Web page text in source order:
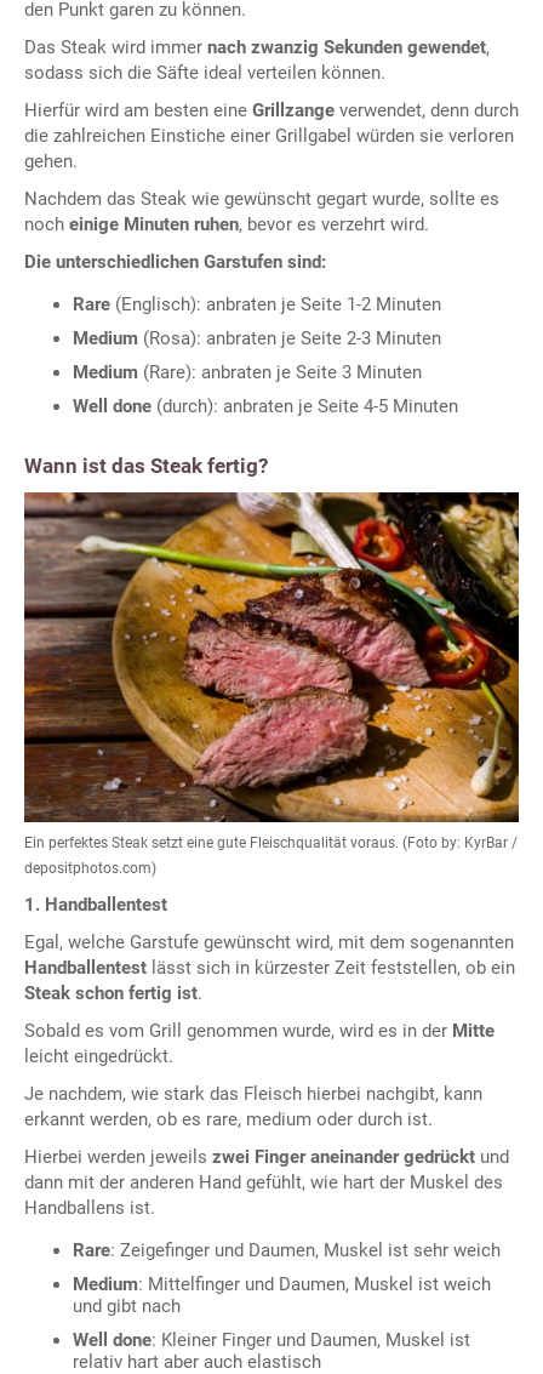
den Punkt garen zu können.
Das Steak wird immer nach zwanzig Sekunden gewendet,
sodass sich die Säfte ideal verteilen können.
Hierfür wird am besten eine Grillzange verwendet, denn durch
die zahlreichen Einstiche einer Grillgabel würden sie verloren
gehen.
Nachdem das Steak wie gewünscht gegart wurde, sollte es
noch einige Minuten ruhen, bevor es verzehrt wird.
Die unterschiedlichen Garstufen sind:
Rare (Englisch): anbraten je Seite 1-2 Minuten
Medium (Rosa): anbraten je Seite 2-3 Minuten
Medium (Rare): anbraten je Seite 3 Minuten
Well done (durch): anbraten je Seite 4-5 Minuten
Wann ist das Steak fertig?
Ein perfektes Steak setzt eine gute Fleischqualität voraus. (Foto by: KyrBar /
depositphotos.com)
1. Handballentest
Egal, welche Garstufe gewünscht wird, mit dem sogenannten
Handballentest lässt sich in kürzester Zeit feststellen, ob ein
Steak schon fertig ist.
Sobald es vom Grill genommen wurde, wird es in der Mitte
leicht eingedrückt.
Je nachdem, wie stark das Fleisch hierbei nachgibt, kann
erkannt werden, ob es rare, medium oder durch ist.
Hierbei werden jeweils zwei Finger aneinander gedrückt und
dann mit der anderen Hand gefühlt, wie hart der Muskel des
Handballens ist.
Rare: Zeigefinger und Daumen, Muskel ist sehr weich
Medium: Mittelfinger und Daumen, Muskel ist weich
und gibt nach
Well done: Kleiner Finger und Daumen, Muskel ist
relativ hart aber auch elastisch